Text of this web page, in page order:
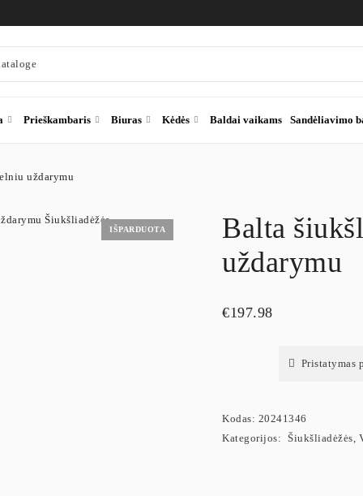
Prieškambaris Biuras Kėdės Baldai vaikams Sandėliavimo
uždarymu
IŠPARDUOTA
Balta
uždarymu
€197.98
Pristatymas
Kodas: 20241346
Kategorijos: Šiukšliadėžės,